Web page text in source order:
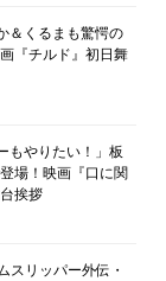
＆くるまも驚愕の
『チルド』初日舞
もやりたい！」板
場！映画『口に関
挨拶
スリッパー外伝・